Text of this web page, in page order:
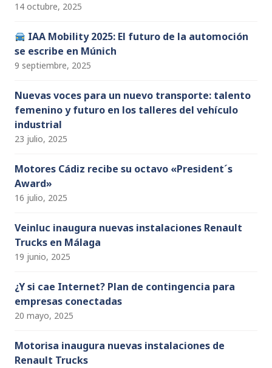
14 octubre, 2025
IAA Mobility 2025: El futuro de la automoción
se escribe en Múnich
9 septiembre, 2025
Nuevas voces para un nuevo transporte: talento
femenino y futuro en los talleres del vehículo
industrial
23 julio, 2025
Motores Cádiz recibe su octavo «President´s
Award»
16 julio, 2025
Veinluc inaugura nuevas instalaciones Renault
Trucks en Málaga
19 junio, 2025
¿Y si cae Internet? Plan de contingencia para
empresas conectadas
20 mayo, 2025
Motorisa inaugura nuevas instalaciones de
Renault Trucks